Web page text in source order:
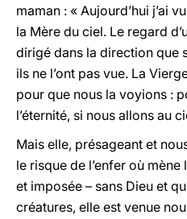
maman : « Aujourd’hui j’ai
la Mère du ciel. Le regard
dirigé dans la direction que
ils ne l’ont pas vue. La
pour que nous la voyions :
l’éternité, si nous allons au
Mais elle, présageant et
le risque de l’enfer où
et imposée – sans Dieu et
créatures, elle est venue